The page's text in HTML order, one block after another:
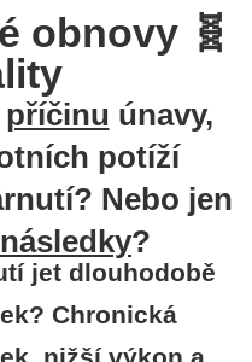
obnovy 🧬
příčinu únavy,
potíží
Nebo jen
následky?
jet dlouhodobě
Chronická